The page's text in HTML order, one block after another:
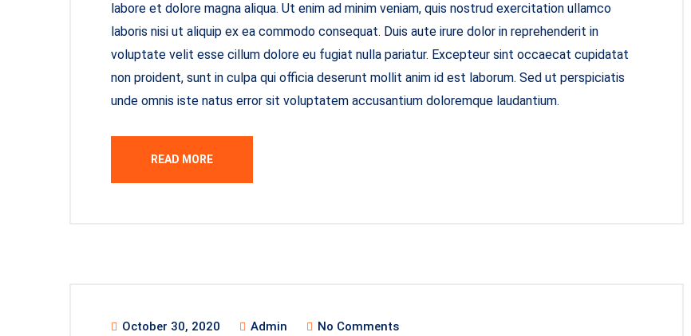
labore et dolore magna aliqua. Ut enim ad minim veniam, quis nostrud exercitation ullamco
laboris nisi ut aliquip ex ea commodo consequat. Duis aute irure dolor in reprehenderit in
voluptate velit esse cillum dolore eu fugiat nulla pariatur. Excepteur sint occaecat cupidatat
non proident, sunt in culpa qui officia deserunt mollit anim id est laborum. Sed ut perspiciatis
unde omnis iste natus error sit voluptatem accusantium doloremque laudantium.
READ MORE
October 30, 2020 Admin No Comments